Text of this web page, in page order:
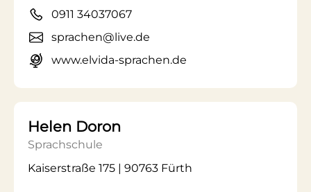
0911 34037067
sprachen@live.de
www.elvida-sprachen.de
Helen Doron
Sprachschule
Kaiserstraße 175 | 90763 Fürth